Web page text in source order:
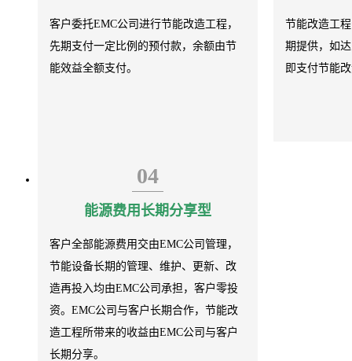
客户委托EMC公司进行节能改造工程，
先期支付一定比例的预付款，余额由节
能效益全额支付。
节能改造工
期提供，如
即支付节能
04
能源费用长期分享型
客户全部能源费用交由EMC公司管理，
节能设备长期的管理、维护、更新、改
造再投入均由EMC公司承担，客户零投
资。EMC公司与客户长期合作，节能改
造工程所带来的收益由EMC公司与客户
长期分享。